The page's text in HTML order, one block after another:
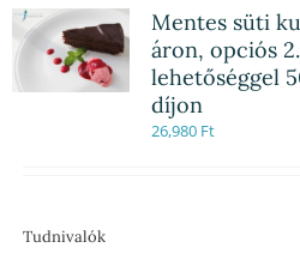
Mentes süti
áron, opciós
lehetőséggel
díjon
26,980 Ft
Tudnivalók